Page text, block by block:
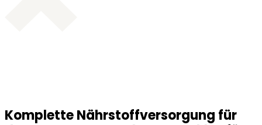
Komplette Nährstoffversorgung für